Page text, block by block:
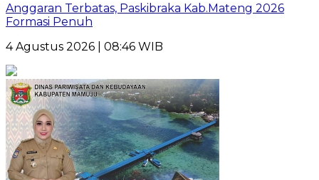
Anggaran Terbatas, Paskibraka Kab.Mateng 2026
Formasi Penuh
4 Agustus 2026 | 08:46 WIB